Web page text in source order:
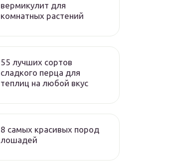
вермикулит для
комнатных растений
55 лучших сортов
сладкого перца для
теплиц на любой вкус
8 самых красивых пород
лошадей